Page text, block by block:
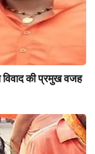
की प्रमुख वजह